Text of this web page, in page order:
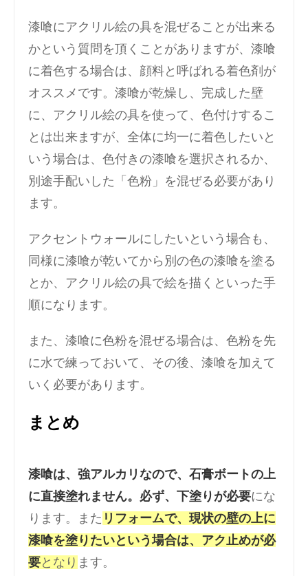
漆喰にアクリル絵の具を混ぜることが出来る
かという質問を頂くことがありますが、漆喰
に着色する場合は、顔料と呼ばれる着色剤が
オススメです。漆喰が乾燥し、完成した壁
に、アクリル絵の具を使って、色付けするこ
とは出来ますが、全体に均一に着色したいと
いう場合は、色付きの漆喰を選択されるか、
別途手配いした「色粉」を混ぜる必要があり
ます。
アクセントウォールにしたいという場合も、
同様に漆喰が乾いてから別の色の漆喰を塗る
とか、アクリル絵の具で絵を描くといった手
順になります。
また、漆喰に色粉を混ぜる場合は、色粉を先
に水で練っておいて、その後、漆喰を加えて
いく必要があります。
まとめ
漆喰は、強アルカリなので、石膏ボートの上
に直接塗れません。必ず、下塗りが必要にな
ります。また リフォームで、現状の壁の上に
漆喰を塗りたいという場合は、アク止めが必
要となり ます。